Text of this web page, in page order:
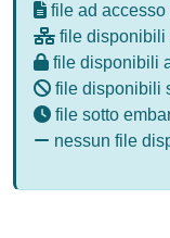
file ad accesso
file disponibili
file disponibili
file disponibili
file sotto
nessun file